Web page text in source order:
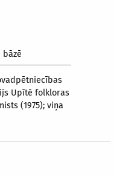
Upītē folkloras
(1975); viņa